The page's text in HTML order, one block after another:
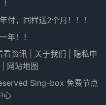
付，同样送2个月！！！
年！！
看资讯| 关于我们
隐私申
网站地图
Sing-box 免费节点
心